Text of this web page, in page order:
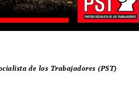
de los Trabajadores (PST)